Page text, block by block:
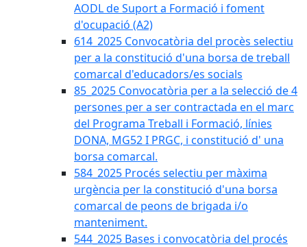
AODL de Suport a Formació i foment
d'ocupació (A2)
614_2025 Convocatòria del procès selectiu
per a la constitució d'una borsa de treball
comarcal d'educadors/es socials
85_2025 Convocatòria per a la selecció de 4
persones per a ser contractada en el marc
del Programa Treball i Formació, línies
DONA, MG52 I PRGC, i constitució d' una
borsa comarcal.
584_2025 Procés selectiu per màxima
urgència per la constitució d'una borsa
comarcal de peons de brigada i/o
manteniment.
544_2025 Bases i convocatòria del procés